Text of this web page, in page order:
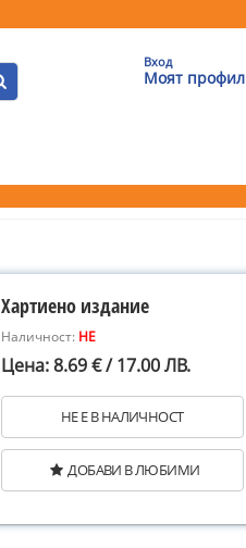
Вход
Моят профил
Хартиено издание
Наличност: НЕ
Цена: 8.69 € / 17.00 ЛВ.
НЕ Е В НАЛИЧНОСТ
ДОБАВИ В ЛЮБИМИ